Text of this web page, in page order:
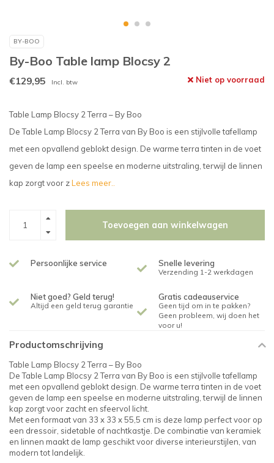
BY-BOO
By-Boo Table lamp Blocsy 2
€129,95 Incl. btw Niet op voorraad
Table Lamp Blocsy 2 Terra – By Boo
De Table Lamp Blocsy 2 Terra van By Boo is een stijlvolle tafellamp
met een opvallend geblokt design. De warme terra tinten in de voet
geven de lamp een speelse en moderne uitstraling, terwijl de linnen
kap zorgt voor zLees meer..
Toevoegen aan winkelwagen
Persoonlijke service Snelle levering
Verzending 1-2 werkdagen
Niet goed? Geld terug!
Altijd een geld terug garantie
Gratis cadeauservice
Geen tijd om in te pakken?
Geen probleem, wij doen het
voor u!
Productomschrijving
Table Lamp Blocsy 2 Terra – By Boo
De Table Lamp Blocsy 2 Terra van By Boo is een stijlvolle tafellamp
met een opvallend geblokt design. De warme terra tinten in de voet
geven de lamp een speelse en moderne uitstraling, terwijl de linnen
kap zorgt voor zacht en sfeervol licht.
Met een formaat van 33 x 33 x 55,5 cm is deze lamp perfect voor op
een dressoir, sidetable of nachtkastje. De combinatie van keramiek
en linnen maakt de lamp geschikt voor diverse interieurstijlen, van
modern tot landelijk.